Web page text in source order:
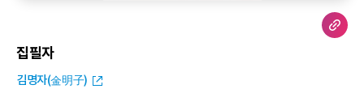
집필자
김명자(金明子)